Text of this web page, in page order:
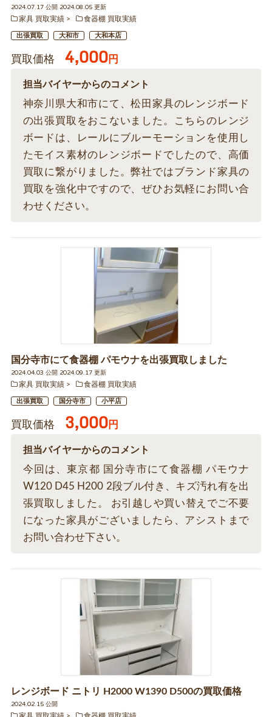
2024.07.17 公開 2024.08.05 更新
家具 買取実績
食器棚 買取実績
出張買取 大和市 大和本店
買取価格 4,000円
担当バイヤーからのコメント
神奈川県大和市にて、松田家具のレンジボード
の出張買取をおこないました。こちらのレンジ
ボードは、レールにブルーモーションを使用し
たモイス素材のレンジボードでしたので、高価
買取に繋がりました。弊社ではブランド家具の
買取を強化中ですので、ぜひお気軽にお問い合
わせください。
国分寺市にて食器棚 パモウナを出張買取しました
2024.04.03 公開 2024.09.17 更新
家具 買取実績
食器棚 買取実績
出張買取 国分寺市 小平店
買取価格 3,000円
担当バイヤーからのコメント
今回は、東京都 国分寺市にて食器棚 パモウナ
W120 D45 H200 2段ブル付き、キズ汚れ有を出
張買取しました。 お引越しや買い替えでご不要
になった家具がございましたら、アシストまで
お問い合わせ下さい。
レンジボード ニトリ H2000 W1390 D500の買取価格
2024.02.15 公開